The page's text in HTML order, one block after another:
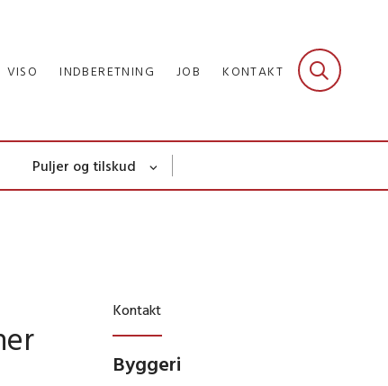
VISO INDBERETNING JOB KONTAKT
Puljer og tilskud
Kontakt
Byggeri